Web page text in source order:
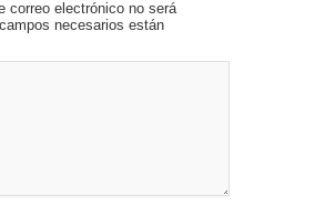
correo electrónico no será
necesarios están